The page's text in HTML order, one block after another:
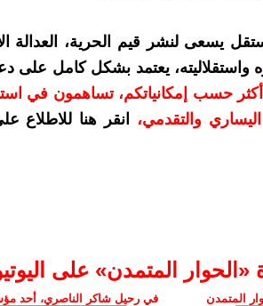
يسعى لنشر قيم الحرية، العدالة
واستقلاليته، يعتمد بشكل كامل على
سنويًا أو أكثر حسب إمكانياتكم، تساهمون في
والتقدمي،
انقر هنا للاطلاع
‫«الحوار المتمدن» على
المتمدن في رحيل شاكر الناصري، أحد